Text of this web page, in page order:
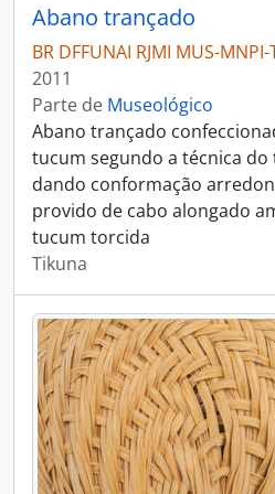
Abano trançado
BR DFFUNAI RJMI MUS-
2011
Parte de Museológico
Abano trançado
tucum segundo a técnica
dando conformação
provido de cabo alongado
tucum torcida
Tikuna